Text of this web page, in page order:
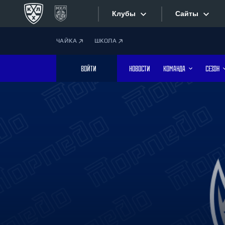
Клубы
Дивизион Боброва
Лада
Сайты
Текстовые
Фотобанк
ЧАЙКА ШКОЛА
ВОЙТИ НОВОСТИ КОМАНДА СЕЗОН